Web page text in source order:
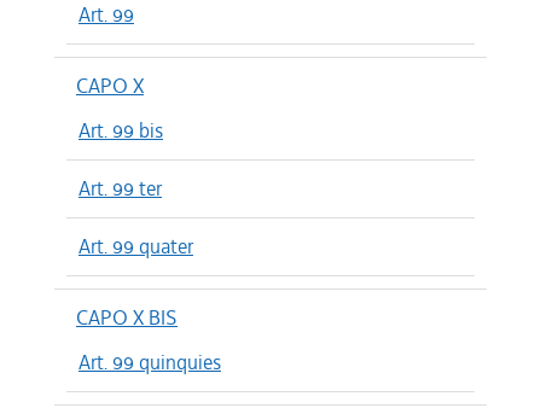
Art. 99
CAPO X
Art. 99 bis
Art. 99 ter
Art. 99 quater
CAPO X BIS
Art. 99 quinquies